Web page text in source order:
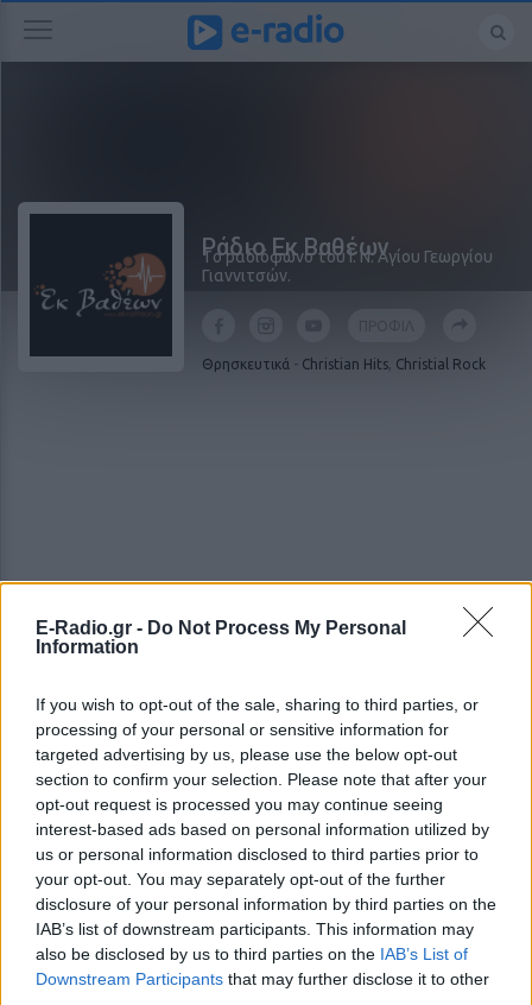
E-Radio.gr - Do Not Process My Personal
Information
If you wish to opt-out of the sale, sharing to third parties, or
processing of your personal or sensitive information for
targeted advertising by us, please use the below opt-out
section to confirm your selection. Please note that after your
opt-out request is processed you may continue seeing
interest-based ads based on personal information utilized by
us or personal information disclosed to third parties prior to
your opt-out. You may separately opt-out of the further
disclosure of your personal information by third parties on the
IAB’s list of downstream participants. This information may
also be disclosed by us to third parties on the IAB’s List of
Downstream Participants that may further disclose it to other
Ράδιο Εκ Βαθέων
Tο ραδιόφωνο του Ι. Ν. Αγίου Γεωργίου
Γιαννιτσών.
Θρησκευτικά - Christian Hits, Christial Rock
ΣΗΜΕΡΑ ΡΟΗ ΠΟΛΙΤΙΣΜΟΣ
ΘΕΜΑΤΑ
Το κατακόκκινο σπίτι που μοιάζει να αιωρείται
πάνω από το Κάπρι
ΘΕΜΑΤΑ
Ο μοναδικός Αμερικανός πρόεδρος που έχει
παραιτηθεί
Τα ζώδια σήμερα 8/8: Κάνε κάτι διαφορετικό